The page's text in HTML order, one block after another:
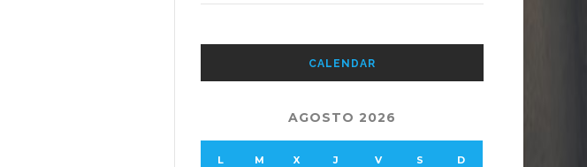
CALENDAR
AGOSTO 2026
L M X J V S D